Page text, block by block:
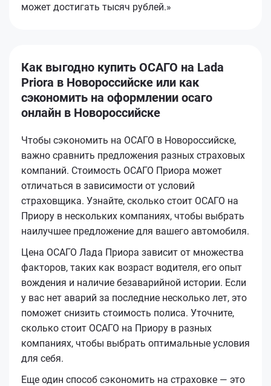
может достигать тысяч рублей.»
Как выгодно купить ОСАГО на Lada
Priora в Новороссийске или как
сэкономить на оформлении осаго
онлайн в Новороссийске
Чтобы сэкономить на ОСАГО в Новороссийске,
важно сравнить предложения разных страховых
компаний. Стоимость ОСАГО Приора может
отличаться в зависимости от условий
страховщика. Узнайте, сколько стоит ОСАГО на
Приору в нескольких компаниях, чтобы выбрать
наилучшее предложение для вашего автомобиля.
Цена ОСАГО Лада Приора зависит от множества
факторов, таких как возраст водителя, его опыт
вождения и наличие безаварийной истории. Если
у вас нет аварий за последние несколько лет, это
поможет снизить стоимость полиса. Уточните,
сколько стоит ОСАГО на Приору в разных
компаниях, чтобы выбрать оптимальные условия
для себя.
Еще один способ сэкономить на страховке — это